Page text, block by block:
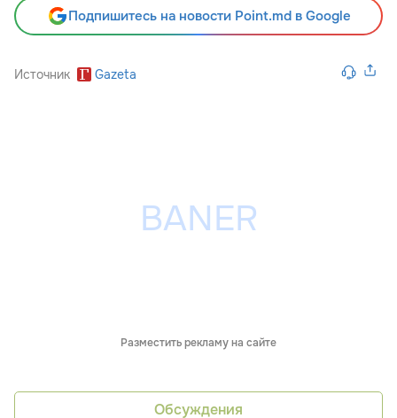
Подпишитесь на новости Point.md в Google
Источник Gazeta
Разместить рекламу на сайте
Обсуждения